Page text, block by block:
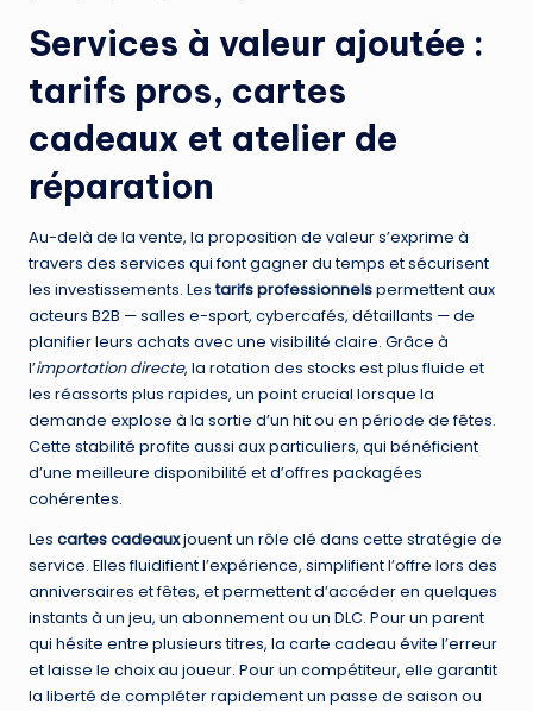
Services à valeur ajoutée :
tarifs pros, cartes
cadeaux et atelier de
réparation
Au-delà de la vente, la proposition de valeur s’exprime à
travers des services qui font gagner du temps et sécurisent
les investissements. Lestarifs professionnelspermettent aux
acteurs B2B — salles e-sport, cybercafés, détaillants — de
planifier leurs achats avec une visibilité claire. Grâce à
l’importation directe, la rotation des stocks est plus fluide et
les réassorts plus rapides, un point crucial lorsque la
demande explose à la sortie d’un hit ou en période de fêtes.
Cette stabilité profite aussi aux particuliers, qui bénéficient
d’une meilleure disponibilité et d’offres packagées
cohérentes.
Les cartes cadeauxjouent un rôle clé dans cette stratégie de
service. Elles fluidifient l’expérience, simplifient l’offre lors des
anniversaires et fêtes, et permettent d’accéder en quelques
instants à un jeu, un abonnement ou un DLC. Pour un parent
qui hésite entre plusieurs titres, la carte cadeau évite l’erreur
et laisse le choix au joueur. Pour un compétiteur, elle garantit
la liberté de compléter rapidement un passe de saison ou